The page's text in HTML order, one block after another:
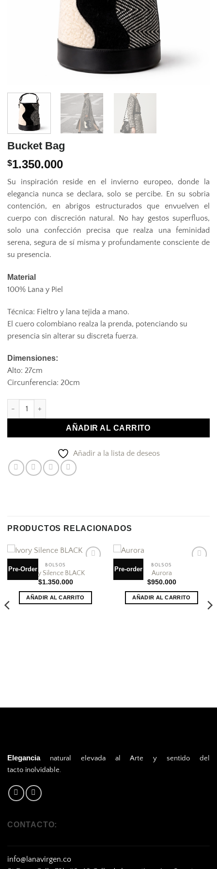
Bucket Bag
$1.350.000
Su inspiración reside en el invierno europeo, donde la
elegancia nunca se declara, solo se percibe. En su sobria
contención, en abrigos estructurados que envuelven el
cuerpo con discreción natural. No hay gestos superfluos,
solo una confección precisa que realza una feminidad
serena, segura de sí misma y profundamente consciente de
su presencia.
Material
100% Lana y Piel
Técnica: Fieltro y lana tejida a mano.
El cuero colombiano realza la prenda, potenciando su
presencia sin alterar su discreta fuerza.
Dimensiones:
Alto: 27cm
Circunferencia: 20cm
AÑADIR AL CARRITO
Añadir a la lista de deseos
PRODUCTOS RELACIONADOS
Pre-Order
deseos
BOLSOS
Ivory Silence BLACK
$1.350.000
AÑADIR AL CARRITO
Pre-order
deseos
BOLSOS
Aurora
$950.000
AÑADIR AL CARRITO
Elegancianatural elevada al Arte y sentido del
tacto inolvidable.
CONTACTO:
info@lanavirgen.co